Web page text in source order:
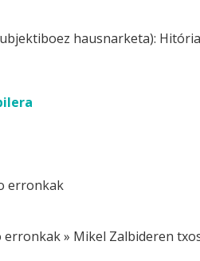
hausnarketa):
erronkak
» Mikel Zalbideren